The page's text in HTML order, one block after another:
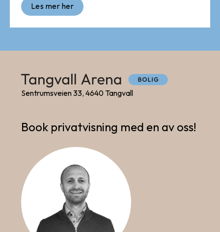
Les mer her
Sentrumsveien 33, 4640 Tangvall
Book privatvisning med en av oss!